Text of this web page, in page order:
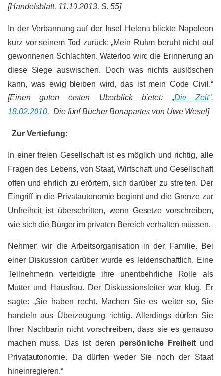
[Handelsblatt, 11.10.2013, S. 55]
In der Verbannung auf der Insel Helena blickte Napoleon
kurz vor seinem Tod zurück: „Mein Ruhm beruht nicht auf
gewonnenen Schlachten. Waterloo wird die Erinnerung an
diese Siege auswischen. Doch was nichts auslöschen
kann, was ewig bleiben wird, das ist mein Code Civil.“
[Einen guten ersten Überblick bietet: „Die Zeit“,
18.02.2010, Die fünf Bücher Bonapartes von Uwe Wesel]
Zur Vertiefung:
In einer freien Gesellschaft ist es möglich und richtig, alle
Fragen des Lebens, von Staat, Wirtschaft und Gesellschaft
offen und ehrlich zu erörtern, sich darüber zu streiten. Der
Eingriff in die Privatautonomie beginnt und die Grenze zur
Unfreiheit ist überschritten, wenn Gesetze vorschreiben,
wie sich die Bürger im privaten Bereich verhalten müssen.
Nehmen wir die Arbeitsorganisation in der Familie. Bei
einer Diskussion darüber wurde es leidenschaftlich. Eine
Teilnehmerin verteidigte ihre unentbehrliche Rolle als
Mutter und Hausfrau. Der Diskussionsleiter war klug. Er
sagte: „Sie haben recht. Machen Sie es weiter so, Sie
handeln aus Überzeugung richtig. Allerdings dürfen Sie
Ihrer Nachbarin nicht vorschreiben, dass sie es genauso
machen muss. Das ist deren persönliche Freiheitund
Privatautonomie. Da dürfen weder Sie noch der Staat
hineinregieren.“